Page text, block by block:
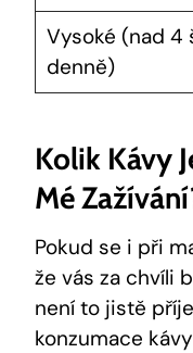
Vysoké (nad 4
denně)
Kolik Kávy
Mé
Pokud se i při
že vás za chvíli
není to jistě
konzumace